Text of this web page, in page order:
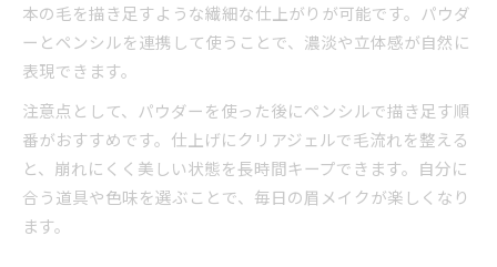
本の毛を描き足すような繊細な仕上がりが可能です。パウダ
ーとペンシルを連携して使うことで、濃淡や立体感が自然に
表現できます。
注意点として、パウダーを使った後にペンシルで描き足す順
番がおすすめです。仕上げにクリアジェルで毛流れを整える
と、崩れにくく美しい状態を長時間キープできます。自分に
合う道具や色味を選ぶことで、毎日の眉メイクが楽しくなり
ます。